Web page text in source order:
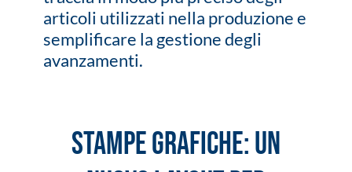
articoli utilizzati nella produzione e
semplificare la gestione degli
avanzamenti.
Stampe Grafiche: un